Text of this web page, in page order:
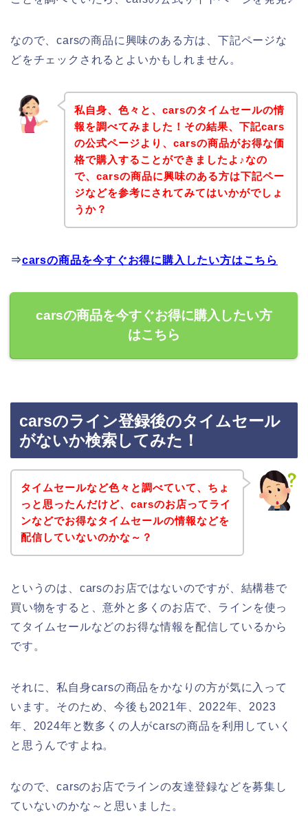
なので、carsの商品に興味のある方は、下記ページな
どをチェックされるとよいかもしれません。
私自身、色々と、carsのタイムセールの情
報を調べてみました！その結果、下記cars
の公式ページより、carsの商品がお得な価
格で購入することができましたよ♪なの
で、carsの商品に興味のある方は下記ペー
ジなどを参考にされてみてはいかがでしょ
うか？
⇒carsの商品を今すぐお得に購入したい方はこちら
carsの商品を今すぐお得に購入したい方
はこちら
carsのライン登録後のタイムセール
がないか検索してみた！
タイムセールなど色々と調べていて、ちょ
っと思ったんだけど、carsのお店ってライ
ンなどでお得なタイムセールの情報などを
配信していないのかな～？
というのは、carsのお店ではないのですが、結構巷で
買い物をすると、意外と多くのお店で、ラインを使っ
てタイムセールなどのお得な情報を配信しているから
です。
それに、私自身carsの商品をかなりの方が気に入って
います。そのため、今後も2021年、2022年、2023
年、2024年と数多くの人がcarsの商品を利用していく
と思うんですよね。
なので、carsのお店でラインの友達登録などを募集し
ていないのかな～と思いました。